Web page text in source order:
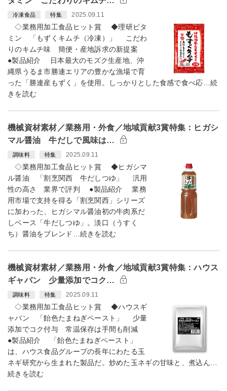
冷凍食品 特集 2025.09.11
◇業務用加工食品ヒット賞 ◆理研ビタ
ミン 「もずくキムチ（冷凍）」 こだわ
りのキムチ味 簡便・産地訴求の新提案
●製品紹介 日本最大のモズク生産地、沖
縄県うるま市勝連エリアの豊かな漁場で育
った「勝連産もずく」を使用。しっかりとした食感で食べ応…続
きを読む
機械資材素材／業務用・外食／地域貢献3賞特集：ヒガシ
マル醤油 牛だしで風味は…
調味料 特集 2025.09.11
◇業務用加工食品ヒット賞 ◆ヒガシマ
ル醤油 「割烹関西 牛だしつゆ」 汎用
性の高さ 業界で評判 ●製品紹介 業務
用市場で支持を得る「割烹関西」シリーズ
に加わった、ヒガシマル醤油初の牛肉系だ
しベース「牛だしつゆ」。淡口（うすく
ち）醤油をブレンド…続きを読む
機械資材素材／業務用・外食／地域貢献3賞特集：ハウス
ギャバン 少量添加でコク…
調味料 特集 2025.09.11
◇業務用加工食品ヒット賞 ◆ハウスギ
ャバン 「飴色たまねぎペースト」 少量
添加でコク付与 常温保存は手間も削減
●製品紹介 「飴色たまねぎペースト」
は、ハウス食品グループの長年にわたる玉
ネギ研究から生まれた製品だ。炒めた玉ネギの甘味と、煮込ん…
続きを読む